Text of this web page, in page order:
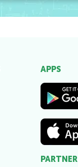
APPS
PARTNER